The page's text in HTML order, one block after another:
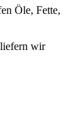
Öle, Fette,
wir